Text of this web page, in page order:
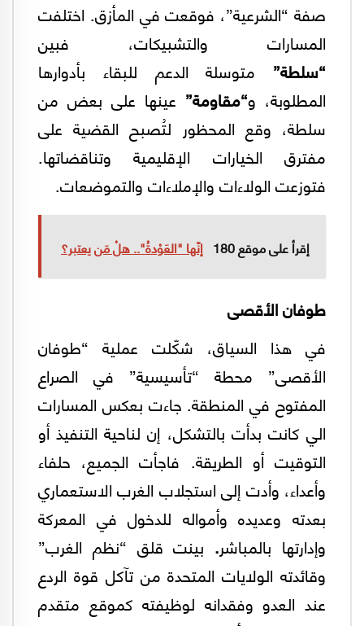
صفة “الشرعية”، فوقعت في المأزق. اختلفت
المسارات والتشبيكات، فبين
“سلطة” متوسلة الدعم للبقاء بأدوارها
المطلوبة، و“مقاومة” عينها على بعض من
سلطة، وقع المحظور لتُصبح القضية على
مفترق الخيارات الإقليمية وتناقضاتها.
فتوزعت الولاءات والإملاءات والتموضعات.
إقرأ على موقع 180 إنّها "العَوْدةُ".. هلْ مَن يعتبر؟
طوفان الأقصى
في هذا السياق، شكّلت عملية “طوفان
الأقصى” محطة “تأسيسية” في الصراع
المفتوح في المنطقة. جاءت بعكس المسارات
الي كانت بدأت بالتشكل، إن لناحية التنفيذ أو
التوقيت أو الطريقة. فاجأت الجميع، حلفاء
وأعداء، وأدت إلى استجلاب الغرب الاستعماري
بعدته وعديده وأمواله للدخول في المعركة
وإدارتها بالمباشر. بينت قلق “نظم الغرب”
وقائدته الولايات المتحدة من تآكل قوة الردع
عند العدو وفقدانه لوظيفته كموقع متقدم